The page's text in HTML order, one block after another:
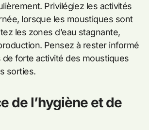
Privilégiez les activités
lorsque les moustiques sont
les zones d’eau stagnante,
Pensez à rester informé
de forte activité des moustiques
sorties.
de l’hygiène et de